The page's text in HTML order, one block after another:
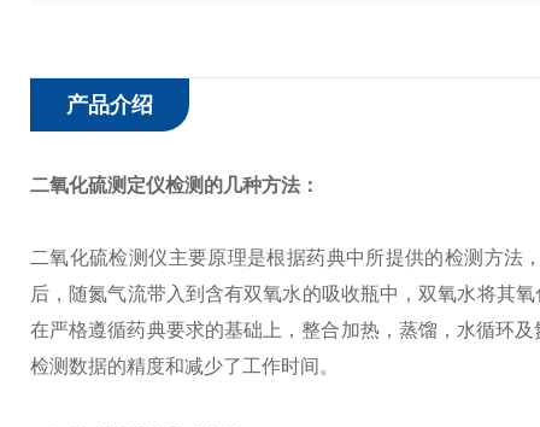
产品介绍
二氧化硫测定仪检测的几种方法：
二氧化硫检测仪主要原理是根据药典中所提供的检测方法
后，随氮气流带入到含有双氧水的吸收瓶中，双氧水将其
在严格遵循药典要求的基础上，整合加热，蒸馏，水循环
检测数据的精度和减少了工作时间。